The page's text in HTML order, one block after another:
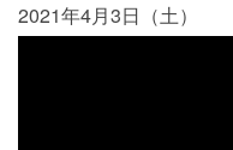
2021年4月3日（土）